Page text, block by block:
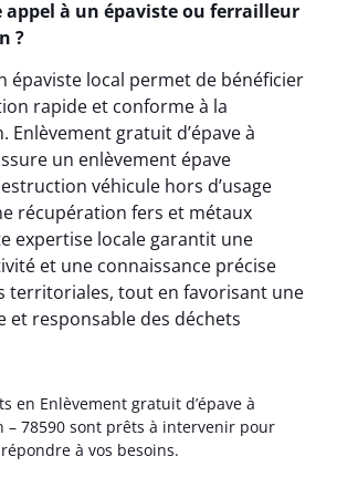
appel à un épaviste ou ferrailleur
?
épaviste local permet de bénéficier
rapide et conforme à la
Enlèvement gratuit d’épave à
un enlèvement épave
véhicule hors d’usage
récupération fers et métaux
expertise locale garantit une
et une connaissance précise
territoriales, tout en favorisant une
et responsable des déchets
en Enlèvement gratuit d’épave à
– 78590 sont prêts à intervenir pour
répondre à vos besoins.